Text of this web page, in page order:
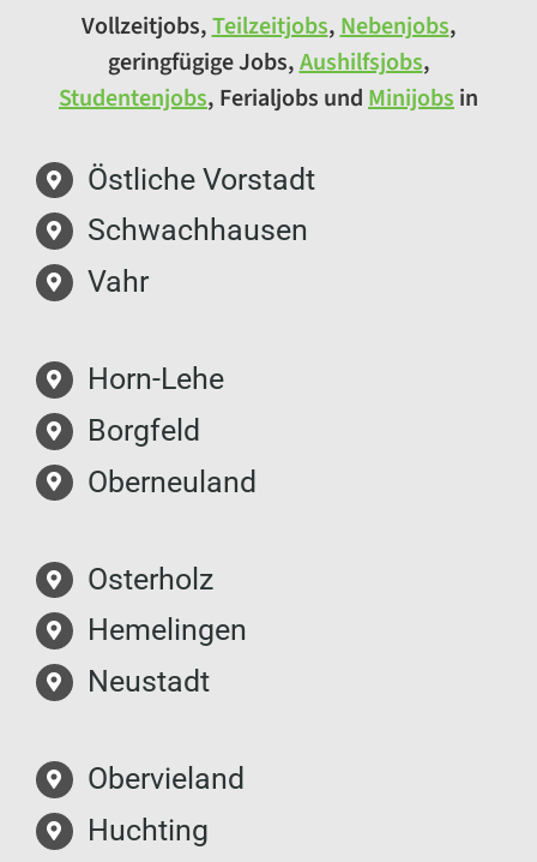
Vollzeitjobs,Teilzeitjobs,Nebenjobs,
geringfügige Jobs,Aushilfsjobs,
Studentenjobs, Ferialjobs undMinijobsin
Östliche Vorstadt
Schwachhausen
Vahr
Horn-Lehe
Borgfeld
Oberneuland
Osterholz
Hemelingen
Neustadt
Obervieland
Huchting